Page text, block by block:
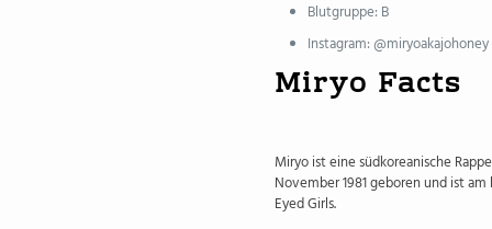
Blutgruppe: B
Instagram: @miryoakajohoney
Miryo Facts
Miryo ist eine südkoreanische
November 1981 geboren und ist
Eyed Girls.